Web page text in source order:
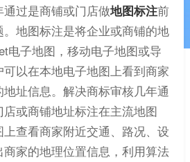
过是商铺或门店做地图标注前
地图标注是将企业或商铺的地
电子地图，移动电子地图或导
以在本地电子地图上看到商家
址信息。解决商标审核几年通
或商铺地址标注在主流地图
查看商家附近交通、路况、设
家的地理位置信息，利用算法